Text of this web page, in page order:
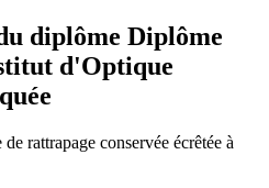
diplôme Diplôme
d'Optique
rattrapage conservée écrêtée à